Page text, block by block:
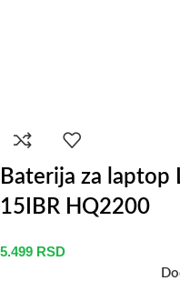
Baterija za laptop
15IBR HQ2200
5.499 RSD